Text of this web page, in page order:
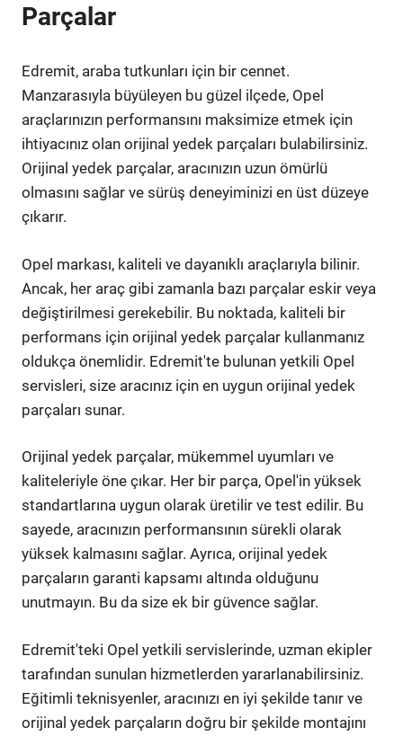
Parçalar
Edremit, araba tutkunları için bir cennet.
Manzarasıyla büyüleyen bu güzel ilçede, Opel
araçlarınızın performansını maksimize etmek için
ihtiyacınız olan orijinal yedek parçaları bulabilirsiniz.
Orijinal yedek parçalar, aracınızın uzun ömürlü
olmasını sağlar ve sürüş deneyiminizi en üst düzeye
çıkarır.
Opel markası, kaliteli ve dayanıklı araçlarıyla bilinir.
Ancak, her araç gibi zamanla bazı parçalar eskir veya
değiştirilmesi gerekebilir. Bu noktada, kaliteli bir
performans için orijinal yedek parçalar kullanmanız
oldukça önemlidir. Edremit'te bulunan yetkili Opel
servisleri, size aracınız için en uygun orijinal yedek
parçaları sunar.
Orijinal yedek parçalar, mükemmel uyumları ve
kaliteleriyle öne çıkar. Her bir parça, Opel'in yüksek
standartlarına uygun olarak üretilir ve test edilir. Bu
sayede, aracınızın performansının sürekli olarak
yüksek kalmasını sağlar. Ayrıca, orijinal yedek
parçaların garanti kapsamı altında olduğunu
unutmayın. Bu da size ek bir güvence sağlar.
Edremit'teki Opel yetkili servislerinde, uzman ekipler
tarafından sunulan hizmetlerden yararlanabilirsiniz.
Eğitimli teknisyenler, aracınızı en iyi şekilde tanır ve
orijinal yedek parçaların doğru bir şekilde montajını